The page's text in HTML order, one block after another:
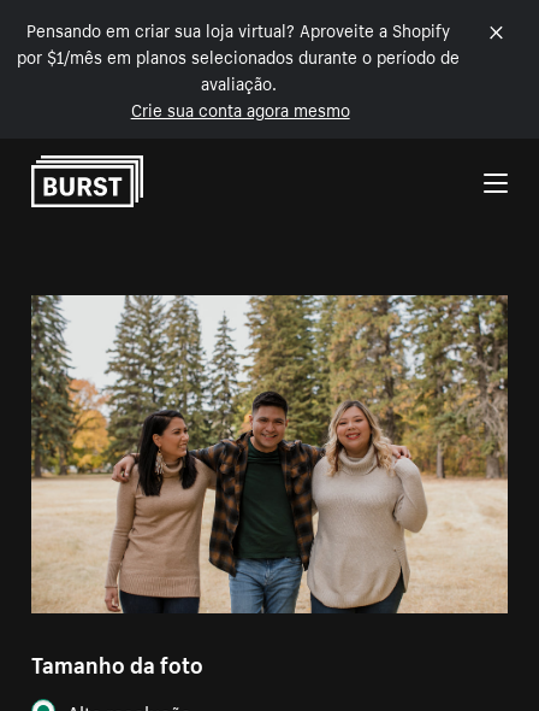
Pensando em criar sua loja virtual? Aproveite a Shopify
por $1/mês em planos selecionados durante o período de
avaliação.
Crie sua conta agora mesmo
Pular para o conteúdo
Tamanho da foto